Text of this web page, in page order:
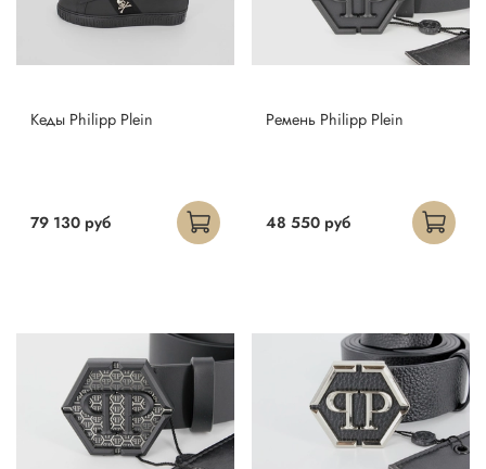
Кеды Philipp Plein
79 130 руб
Ремень Philipp Plein
48 550 руб